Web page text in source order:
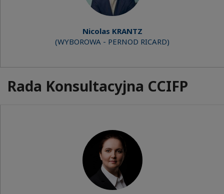
Nicolas KRANTZ
(WYBOROWA - PERNOD RICARD)
Rada Konsultacyjna CCIFP